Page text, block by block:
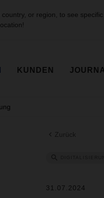
or region, to see specific
KUNDEN
Zurück
31.07.2024